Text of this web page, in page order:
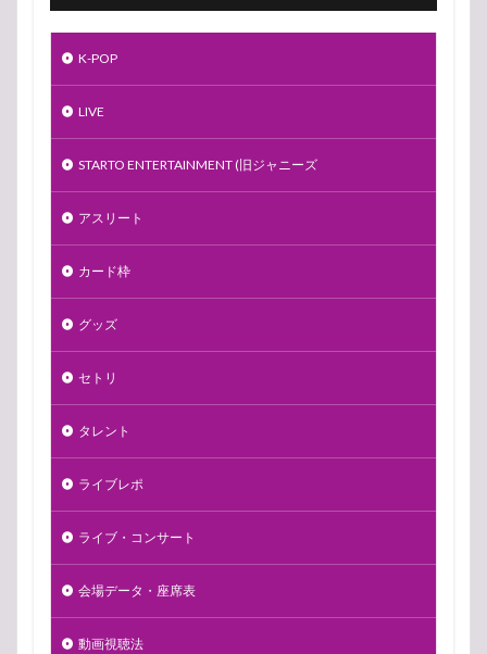
K-POP
LIVE
STARTO ENTERTAINMENT (旧ジャニーズ
アスリート
カード枠
グッズ
セトリ
タレント
ライブレポ
ライブ・コンサート
会場データ・座席表
動画視聴法